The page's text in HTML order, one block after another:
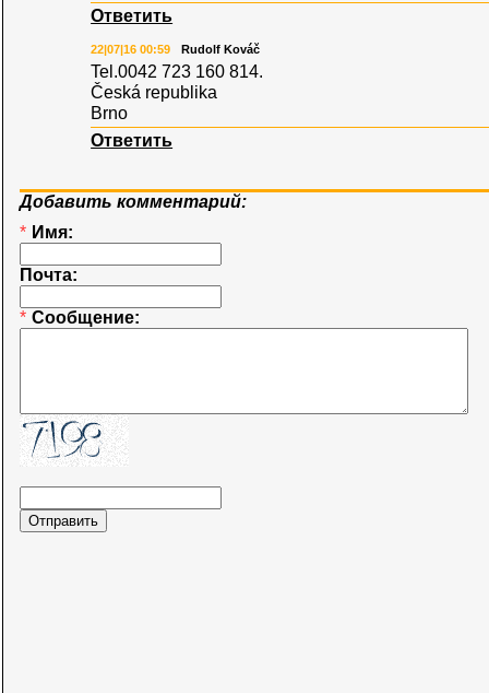
Ответить
22|07|16 00:59 Rudolf Kováč
Tel.0042 723 160 814.
Česká republika
Brno
Ответить
Добавить комментарий:
* Имя:
Почта:
* Сообщение: